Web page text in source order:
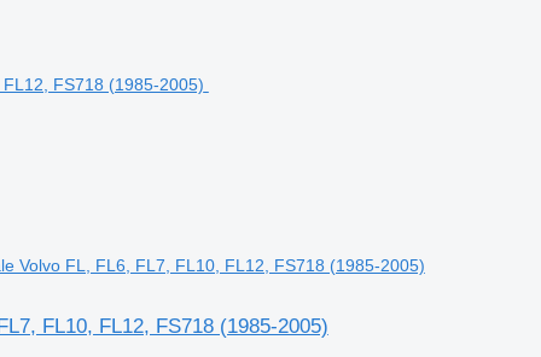
Volvo FL, FL6, FL7, FL10, FL12, FS718 (1985-2005)
FL10, FL12, FS718 (1985-2005)